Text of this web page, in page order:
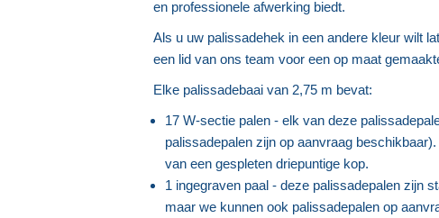
en professionele afwerking biedt.
Als u uw palissadehek in een andere kleur wilt
een lid van ons team voor een op maat
Elke palissadebaai van 2,75 m bevat:
17 W-sectie palen - elk van deze
palissadepalen zijn op aanvraag
van een gespleten driepuntige kop.
1 ingegraven paal - deze palissadepalen zijn
maar we kunnen ook palissadepalen op